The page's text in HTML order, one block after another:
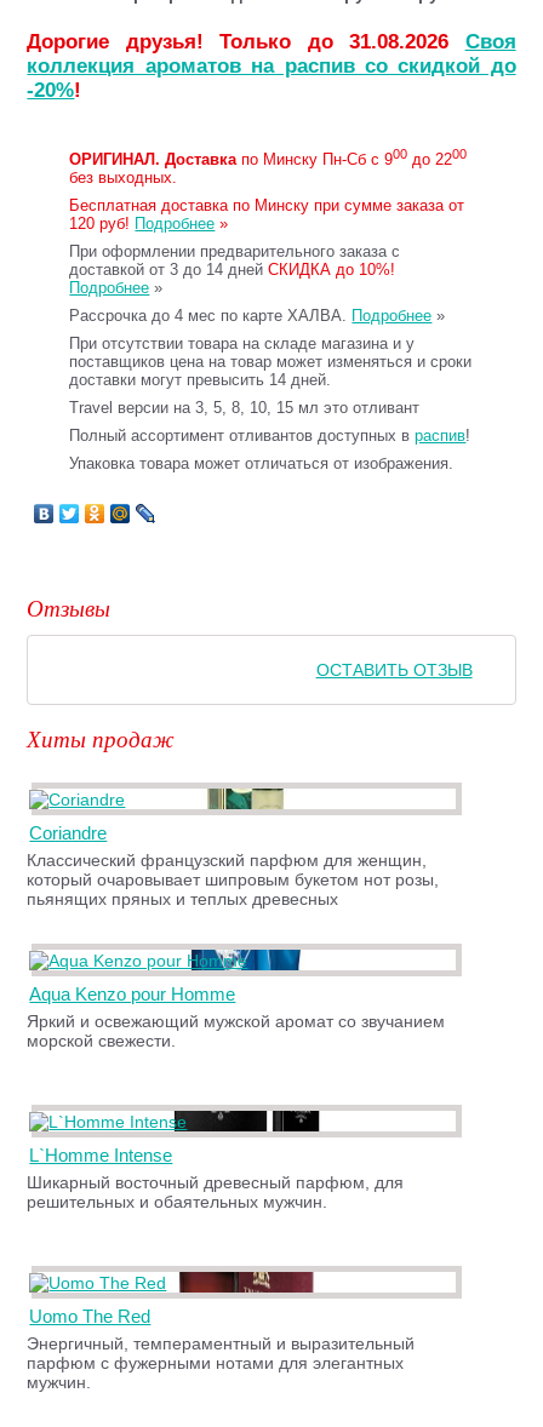
Дорогие друзья! Только до 31.08.2026 Своя
коллекция ароматов на распив со скидкой до
-20%!
ОРИГИНАЛ. Доставкапо Минску Пн-Сб с 900 до 2200
без выходных.
Бесплатная доставка по Минску при сумме заказа от
120 руб! Подробнее »
При оформлении предварительного заказа с
доставкой от 3 до 14 днейСКИДКА до 10%!
Подробнее »
Рассрочка до 4 мес по карте ХАЛВА. Подробнее »
При отсутствии товара на складе магазина и у
поставщиков цена на товар может изменяться и сроки
доставки могут превысить 14 дней.
Travel версии на 3, 5, 8, 10, 15 мл это отливант
Полный ассортимент отливантов доступных враспив!
Упаковка товара может отличаться от изображения.
Отзывы
ОСТАВИТЬ ОТЗЫВ
Хиты продаж
Coriandre
Классический французский парфюм для женщин,
который очаровывает шипровым букетом нот розы,
пьянящих пряных и теплых древесных
Aqua Kenzo pour Homme
Яркий и освежающий мужской аромат со звучанием
морской свежести.
L`Homme Intense
Шикарный восточный древесный парфюм, для
решительных и обаятельных мужчин.
Uomo The Red
Энергичный, темпераментный и выразительный
парфюм с фужерными нотами для элегантных
мужчин.